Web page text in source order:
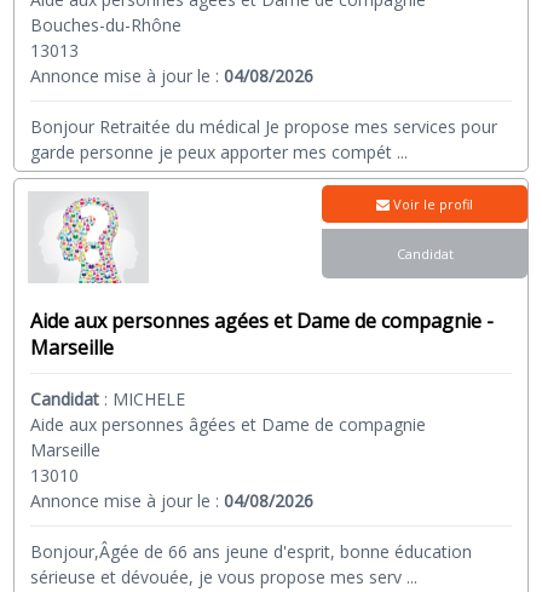
Bouches-du-Rhône
13013
Annonce mise à jour le :04/08/2026
Bonjour Retraitée du médical Je propose mes services pour
garde personne je peux apporter mes compét ...
Aide aux personnes agées et Dame de compagnie -
Marseille
Candidat : MICHELE
Aide aux personnes âgées et Dame de compagnie
Marseille
13010
Annonce mise à jour le :04/08/2026
Bonjour,Âgée de 66 ans jeune d'esprit, bonne éducation
sérieuse et dévouée, je vous propose mes serv ...
Voir le profil
Candidat